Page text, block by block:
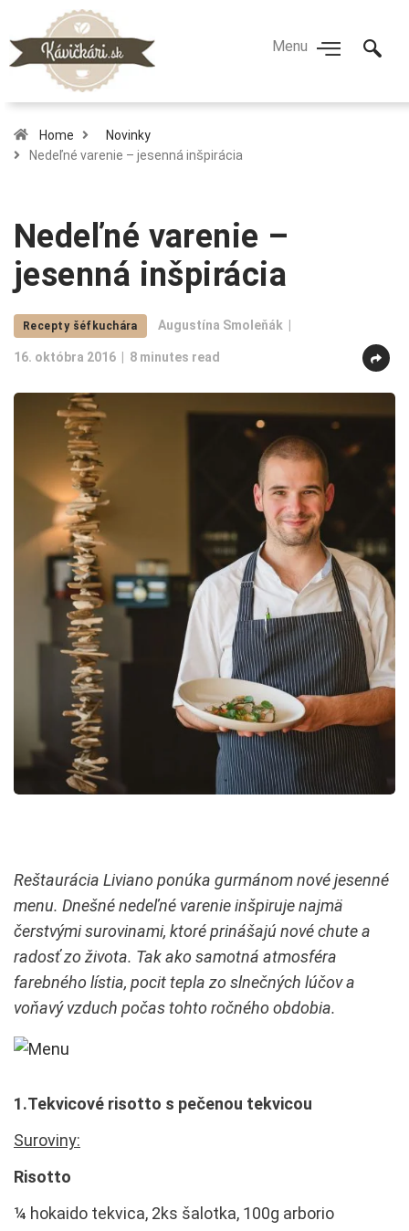
Home
Novinky
Nedeľné varenie – jesenná inšpirácia
Nedeľné varenie –
jesenná inšpirácia
Recepty šéfkuchára Augustína Smoleňák
16. októbra 2016 8 minutes read
Reštaurácia Liviano ponúka gurmánom nové jesenné
menu. Dnešné nedeľné varenie inšpiruje najmä
čerstvými surovinami, ktoré prinášajú nové chute a
radosť zo života. Tak ako samotná atmosféra
farebného lístia, pocit tepla zo slnečných lúčov a
voňavý vzduch počas tohto ročného obdobia.
1.Tekvicové risotto s pečenou tekvicou
Suroviny:
Risotto
¼ hokaido tekvica, 2ks šalotka, 100g arborio